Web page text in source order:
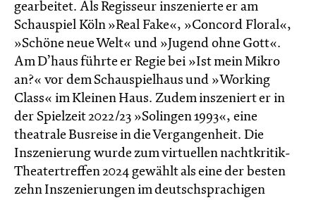
gearbeitet. Als Regisseur inszenierte er am
Schauspiel Köln »Real Fake«, »Concord Floral«,
»Schöne neue Welt« und »Jugend ohne Gott«.
Am D’haus führte er Regie bei »Ist mein Mikro
an?« vor dem Schauspielhaus und »Working
Class« im Kleinen Haus. Zudem inszeniert er in
der Spielzeit 2022/23 »Solingen 1993«, eine
theatrale Busreise in die Vergangenheit. Die
Inszenierung wurde zum virtuellen nachtkritik-
Theatertreffen 2024 gewählt als eine der besten
zehn Inszenierungen im deutschsprachigen